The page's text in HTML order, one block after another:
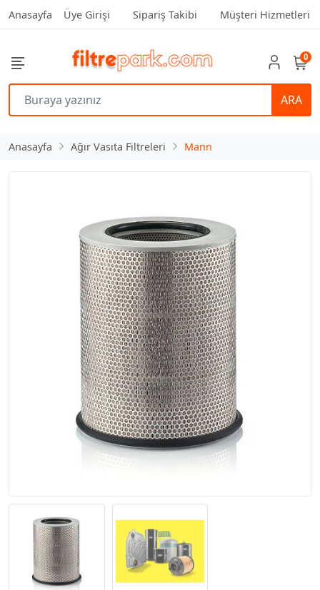
Anasayfa Üye Girişi Sipariş Takibi Müşteri Hizmetleri
ARA
0
Anasayfa Ağır Vasıta Filtreleri Mann